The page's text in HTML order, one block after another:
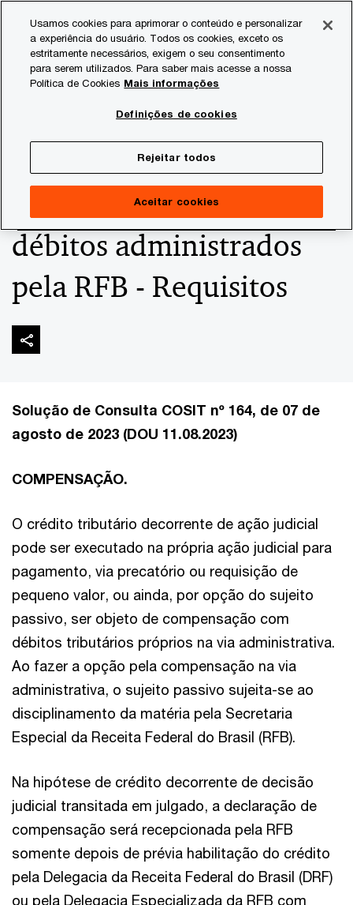
content
footer
Consultoria Tributária
Solução de Consulta
COSIT - Compensação de
créditos judiciais e
débitos administrados
pela RFB - Requisitos
Solução de Consulta COSIT nº 164, de 07 de
agosto de 2023 (DOU 11.08.2023)
COMPENSAÇÃO.
O crédito tributário decorrente de ação judicial
pode ser executado na própria ação judicial para
pagamento, via precatório ou requisição de
pequeno valor, ou ainda, por opção do sujeito
passivo, ser objeto de compensação com
débitos tributários próprios na via administrativa.
Ao fazer a opção pela compensação na via
administrativa, o sujeito passivo sujeita-se ao
disciplinamento da matéria pela Secretaria
Especial da Receita Federal do Brasil (RFB).
Na hipótese de crédito decorrente de decisão
judicial transitada em julgado, a declaração de
compensação será recepcionada pela RFB
somente depois de prévia habilitação do crédito
pela Delegacia da Receita Federal do Brasil (DRF)
ou pela Delegacia Especializada da RFB com
Usamos cookies para aprimorar o conteúdo e personalizar
a experiência do usuário. Todos os cookies, exceto os
estritamente necessários, exigem o seu consentimento
para serem utilizados. Para saber mais acesse a nossa
Política de Cookies Mais informações
Definições de cookies
Rejeitar todos
Aceitar cookies